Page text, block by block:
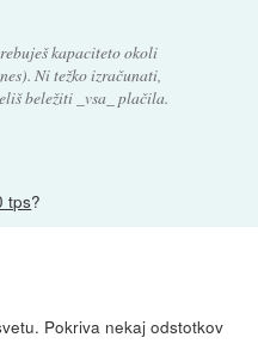
kapaciteto okoli
Ni težko izračunati,
beležiti _vsa_ plačila.
tps?
Pokriva nekaj odstotkov